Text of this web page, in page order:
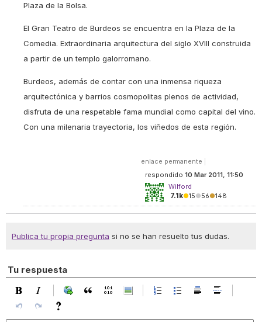
Plaza de la Bolsa.
El Gran Teatro de Burdeos se encuentra en la Plaza de la
Comedia. Extraordinaria arquitectura del siglo XVIII construida
a partir de un templo galorromano.
Burdeos, además de contar con una inmensa riqueza
arquitectónica y barrios cosmopolitas plenos de actividad,
disfruta de una respetable fama mundial como capital del vino.
Con una milenaria trayectoria, los viñedos de esta región.
enlace permanente
respondido 10 Mar 2011, 11:50
Wilford
7.1k●15●56●148
Publica tu propia pregunta si no se han resuelto tus dudas.
Tu respuesta